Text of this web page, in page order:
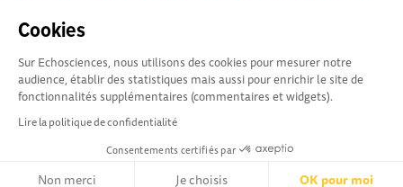
Cookies
Sur Echosciences, nous utilisons des cookies pour mesurer notre
audience, établir des statistiques mais aussi pour enrichir le site de
fonctionnalités supplémentaires (commentaires et widgets).
Lire la politique de confidentialité
Consentements certifiés par
Non merci Je choisis OK pour moi
soutien de nombreux acteurs locaux. Ce projet est cofinancé
l’Union européenne via les fonds européen de
développement régional. Science(s) en Occitanie est une
plateforme Echosciences by Amcsti.
Mentions légales|Politique de confidentialité
Ligne éditoriale